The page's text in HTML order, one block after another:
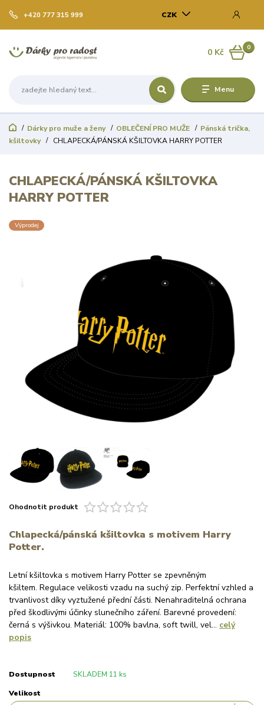
Menu
CZK
+420 777 315 999
0
0 Kč
Dárky pro muže a ženy OBLEČENÍ PRO MUŽE
Pánská trička,
kšiltovky
CHLAPECKÁ/PÁNSKÁ KŠILTOVKA HARRY POTTER
CHLAPECKÁ/PÁNSKÁ KŠILTOVKA
HARRY POTTER
Výprodej
Ohodnotit produkt
Chlapecká/pánská kšiltovka s motivem Harry
Potter.
Letní kšiltovka s motivem Harry Potter se zpevněným
kšiltem. Regulace velikosti vzadu na suchý zip. Perfektní vzhled a
trvanlivost díky vyztužené přední části. Nenahraditelná ochrana
před škodlivými účinky slunečního záření. Barevné provedení:
černá s výšivkou. Materiál: 100% bavlna, soft twill, vel... celý
popis
Dostupnost SKLADEM 11 ks
Velikost